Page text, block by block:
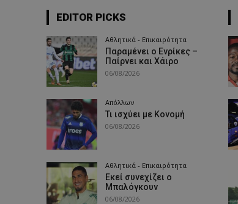
EDITOR PICKS
Αθλητικά - Επικαιρότητα
Παραμένει ο Ενρίκες –
Παίρνει και Χάιρο
06/08/2026
Απόλλων
Τι ισχύει με Κονομή
06/08/2026
Αθλητικά - Επικαιρότητα
Εκεί συνεχίζει ο
Μπαλόγκουν
06/08/2026